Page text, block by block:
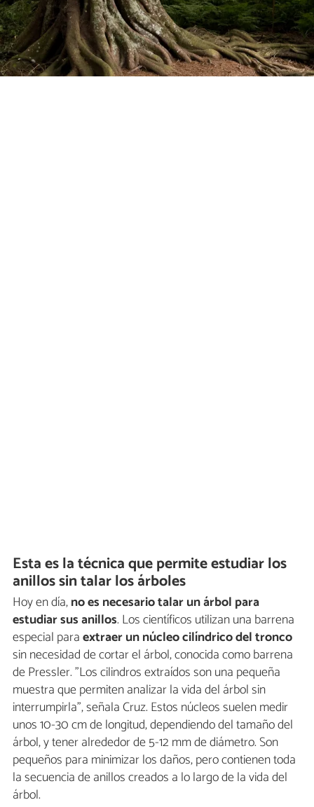
Esta es la técnica que permite estudiar los
anillos sin talar los árboles
Hoy en día,no es necesario talar un árbol para
estudiar sus anillos. Los científicos utilizan una barrena
especial paraextraer un núcleo cilíndrico del tronco
sin necesidad de cortar el árbol, conocida como barrena
de Pressler. "Los cilindros extraídos son una pequeña
muestra que permiten analizar la vida del árbol sin
interrumpirla", señala Cruz. Estos núcleos suelen medir
unos 10-30 cm de longitud, dependiendo del tamaño del
árbol, y tener alrededor de 5-12 mm de diámetro. Son
pequeños para minimizar los daños, pero contienen toda
la secuencia de anillos creados a lo largo de la vida del
árbol.